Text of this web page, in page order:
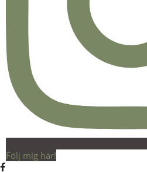
Följ mig här!